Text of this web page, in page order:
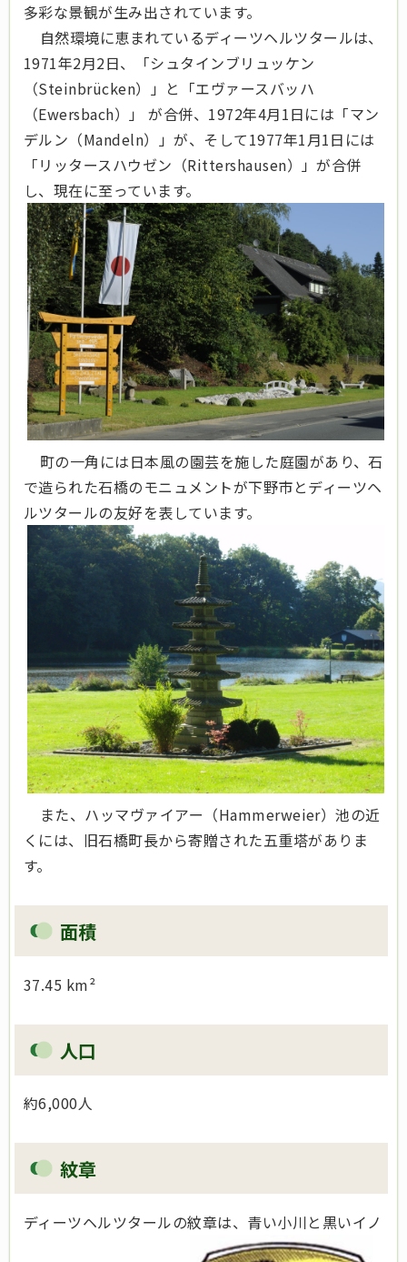
多彩な景観が生み出されています。
自然環境に恵まれているディーツヘルツタールは、
1971年2月2日、「シュタインブリュッケン
（Steinbrücken）」と「エヴァースバッハ
（Ewersbach）」 が合併、1972年4月1日には「マン
デルン（Mandeln）」が、そして1977年1月1日には
「リッタースハウゼン（Rittershausen）」が合併
し、現在に至っています。
町の一角には日本風の園芸を施した庭園があり、石
で造られた石橋のモニュメントが下野市とディーツヘ
ルツタールの友好を表しています。
また、ハッマヴァイアー（Hammerweier）池の近
くには、旧石橋町長から寄贈された五重塔がありま
す。
面積
37.45 km²
人口
約6,000人
紋章
ディーツヘルツタールの紋章は、青い小川と黒いイノ